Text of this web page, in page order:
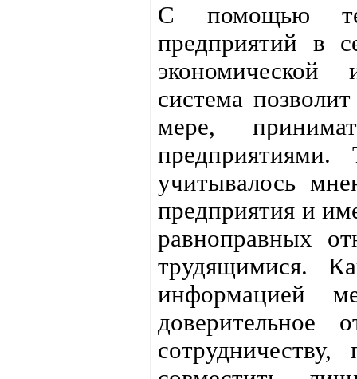
С помощью
предприятий в
экономической
система
мере,
учитывалось
предприятия и
равноправных
трудящимися.
информацией
доверительное